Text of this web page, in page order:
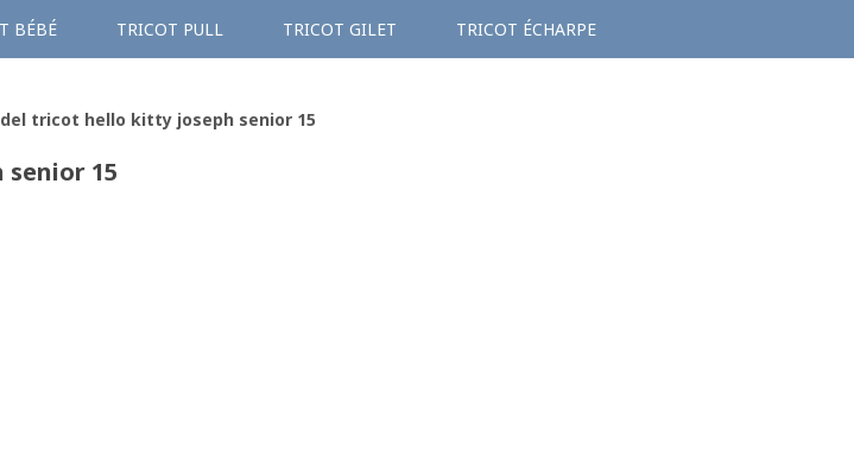
BÉBÉ TRICOT PULL TRICOT GILET TRICOT ÉCHARPE
tricot hello kitty joseph senior 15
15